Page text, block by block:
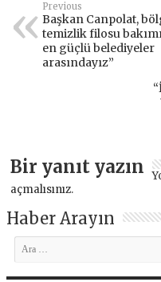
Previous
Başkan Canpolat,
temizlik filosu
en güçlü belediyeler
arasındayız”
Bir yanıt yazın
açmalısınız.
Haber Arayın